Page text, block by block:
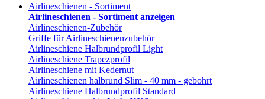
Airlineschienen - Sortiment
Airlineschienen - Sortiment anzeigen
Airlineschienen-Zubehör
Griffe für Airlineschienenzubehör
Airlineschiene Halbrundprofil Light
Airlineschiene Trapezprofil
Airlineschiene mit Kedernut
Airlineschienen halbrund Slim - 40 mm - gebohrt
Airlineschiene Halbrundprofil Standard